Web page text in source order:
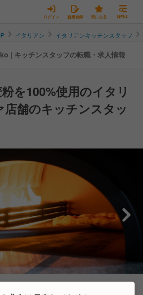
ログイン 新規登録 気になる MENU
イタリアン イタリアンキッチンスタッフ
| キッチンスタッフの転職・求人情報
を100%使用のイタリ
舗のキッチンスタッ